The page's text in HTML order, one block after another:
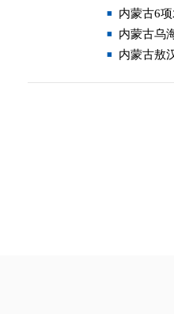
内蒙古6
内蒙古乌
内蒙古敖